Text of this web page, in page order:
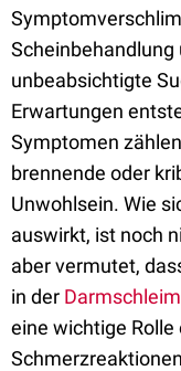
unbeabsichtigte
Erwartungen
Symptomen zählen
brennende oder
Unwohlsein. Wie
auswirkt, ist noch
aber vermutet,
in der
eine wichtige